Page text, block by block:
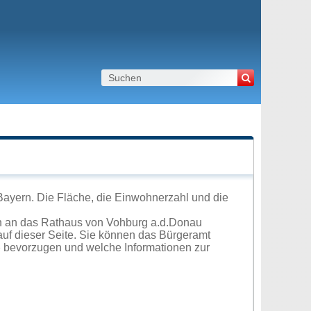
Die Fläche, die Einwohnerzahl und die
das Rathaus von Vohburg a.d.Donau
dieser Seite. Sie können das Bürgeramt
und welche Informationen zur